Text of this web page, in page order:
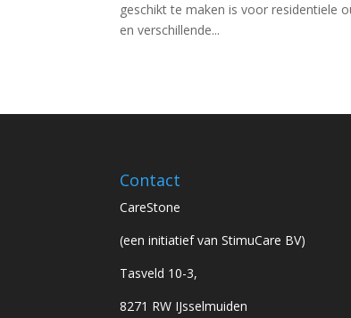
geschikt te maken is voor residentiele
en verschillende...
Contact
CareStone
(een initiatief van StimuCare BV)
Tasveld 10-3,
8271 RW IJsselmuiden